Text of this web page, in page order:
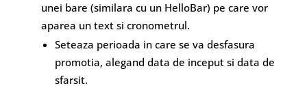
unei bare (similara cu un HelloBar) pe care vor
aparea un text si cronometrul.
Seteaza perioada in care se va desfasura
promotia, alegand data de inceput si data de
sfarsit.